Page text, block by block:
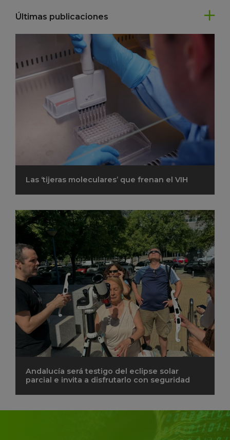
Últimas publicaciones
Las ‘tijeras moleculares’ que frenan el VIH
Andalucía será testigo del eclipse solar
parcial e invita a disfrutarlo con seguridad